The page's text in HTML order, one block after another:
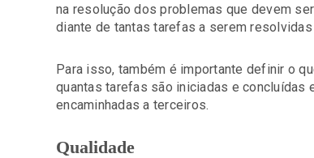
na resolução dos problemas que devem
diante de tantas tarefas a serem
Para isso, também é importante definir o
quantas tarefas são iniciadas e concluídas
encaminhadas a terceiros.
Qualidade